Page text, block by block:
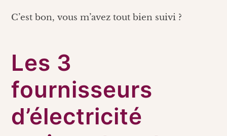
C’est bon, vous m’avez tout bien suivi ?
Les 3
fournisseurs
d’électricité